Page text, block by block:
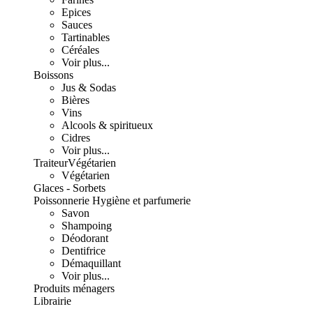
Epices
Sauces
Tartinables
Céréales
Voir plus...
Boissons
Jus & Sodas
Bières
Vins
Alcools & spiritueux
Cidres
Voir plus...
TraiteurVégétarien
Végétarien
Glaces - Sorbets
Poissonnerie Hygiène et parfumerie
Savon
Shampoing
Déodorant
Dentifrice
Démaquillant
Voir plus...
Produits ménagers
Librairie